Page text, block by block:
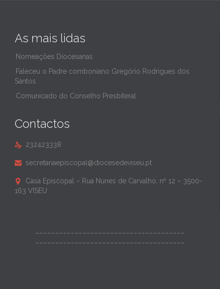
As mais lidas
Nomeações Diocesanas
Faleceu o Padre comboniano Gregório Rodrigues dos
Santos
Comunicado do Conselho Presbiteral
Contactos
 232423338
 secretariaepiscopal@diocesedeviseu.pt

Casa Episcopal – Rua Nunes de Carvalho, nº 12 – 3500-
163 VISEU